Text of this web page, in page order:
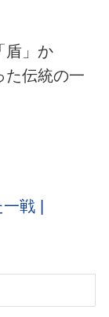
盾」か
伝統の一
戦 |